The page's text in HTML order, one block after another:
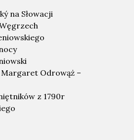
na Słowacji
Odrowąż –
z 1790r